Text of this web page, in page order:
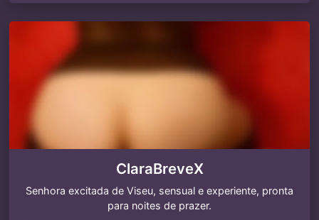
ClaraBreveX
Senhora excitada de Viseu, sensual e experiente, pronta
para noites de prazer.